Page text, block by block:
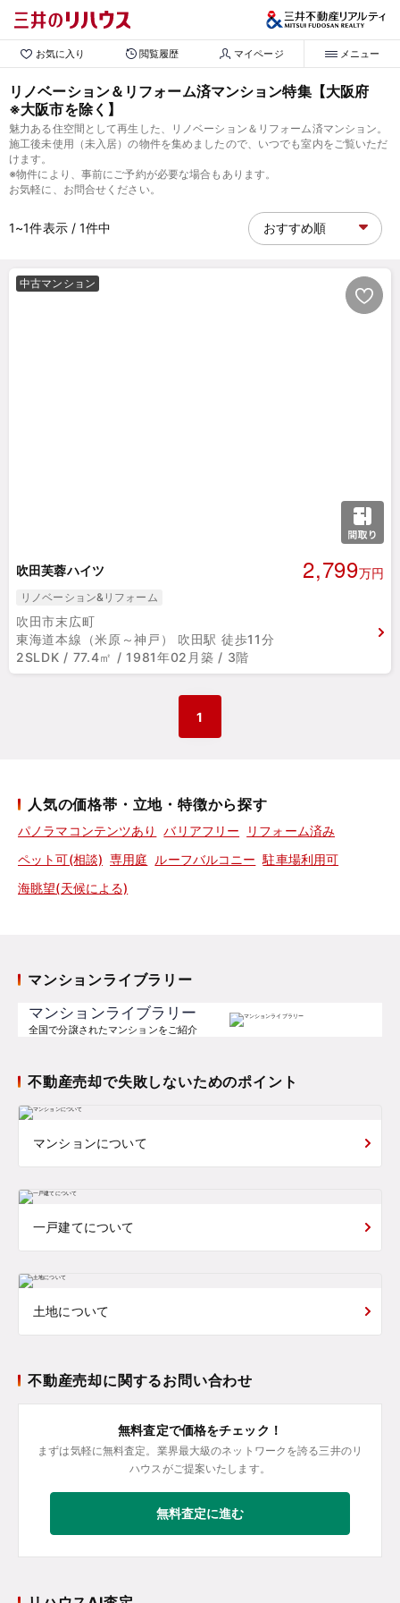
お気に入り 閲覧履歴 マイページ メニュー
リノベーション＆リフォーム済マンション特集【大阪府
※大阪市を除く】
魅力ある住空間として再生した、リノベーション＆リフォーム済マンション。
施工後未使用（未入居）の物件を集めましたので、いつでも室内をご覧いただ
けます。
※物件により、事前にご予約が必要な場合もあります。
お気軽に、お問合せください。
1~1件表示/ 1件中
中古マンション
吹田芙蓉ハイツ 2,799万円
リノベーション&リフォーム
吹田市末広町
東海道本線（米原～神戸） 吹田駅 徒歩11分
2SLDK / 77.4㎡ / 1981年02月築 / 3階
1
人気の価格帯・立地・特徴から探す
パノラマコンテンツあり バリアフリー
リフォーム済み
ペット可(相談) 専用庭 ルーフバルコニー 駐車場利用可
海眺望(天候による)
マンションライブラリー
マンションライブラリー
全国で分譲されたマンションをご紹介
不動産売却で失敗しないためのポイント
マンションについて
一戸建てについて
土地について
不動産売却に関するお問い合わせ
無料査定で価格をチェック！
まずは気軽に無料査定。業界最大級のネットワークを誇る三井のリ
ハウスがご提案いたします。
無料査定に進む